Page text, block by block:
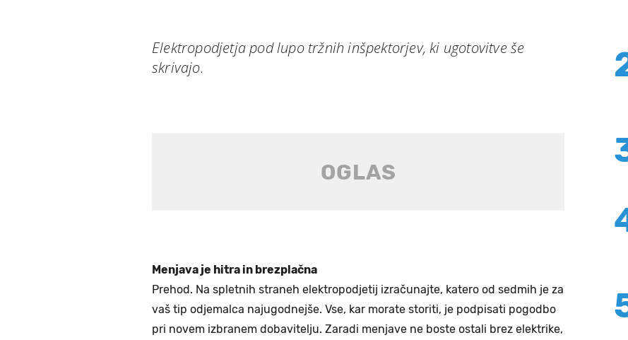
Elektropodjetja pod lupo tržnih inšpektorjev, ki ugotovitve še
skrivajo.
Menjava je hitra in brezplačna
Prehod. Na spletnih straneh elektropodjetij izračunajte, katero od sedmih je za
vaš tip odjemalca najugodnejše. Vse, kar morate storiti, je podpisati pogodbo
pri novem izbranem dobavitelju. Zaradi menjave ne boste ostali brez elektrike,